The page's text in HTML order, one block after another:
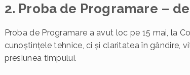
2. Proba de Programare –
Proba de Programare a avut loc pe 15 mai, la
cunoștințele tehnice, ci și claritatea în gândire,
presiunea timpului.